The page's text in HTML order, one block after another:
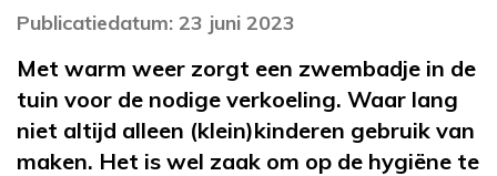
Publicatiedatum: 23 juni 2023
Met warm weer zorgt een zwembadje in de
tuin voor de nodige verkoeling. Waar lang
niet altijd alleen (klein)kinderen gebruik van
maken. Het is wel zaak om op de hygiëne te